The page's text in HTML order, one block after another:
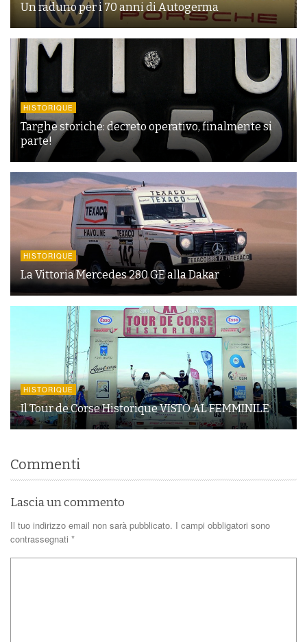
Un raduno per i 70 anni di Autogerma
HISTORIQUE
Targhe storiche: decreto operativo, finalmente si
parte!
HISTORIQUE
La Vittoria Mercedes 280 GE alla Dakar
HISTORIQUE
Il Tour de Corse Historique VISTO AL FEMMINILE
Commenti
Lascia un commento
Il tuo indirizzo email non sarà pubblicato. I campi obbligatori sono
contrassegnati *